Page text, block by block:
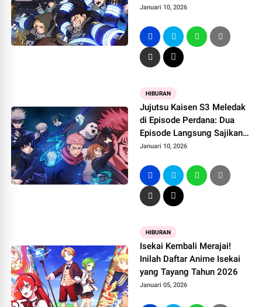
Januari 10, 2026
HIBURAN
Jujutsu Kaisen S3 Meledak
di Episode Perdana: Dua
Episode Langsung Sajikan
Pertarungan Epik Tanpa
Januari 10, 2026
HIBURAN
Isekai Kembali Merajai!
Inilah Daftar Anime Isekai
yang Tayang Tahun 2026
Januari 05, 2026